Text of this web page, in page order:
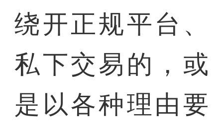
绕开正规平台、
私下交易的，或
是以各种理由要